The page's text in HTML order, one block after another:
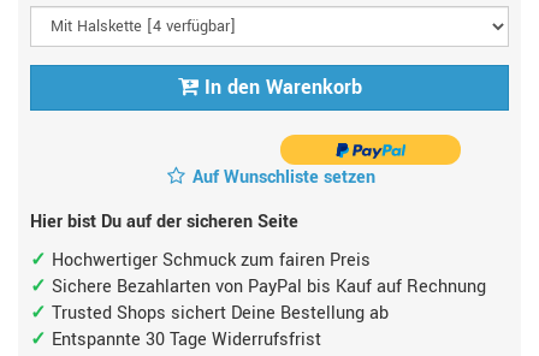
In den Warenkorb
Auf Wunschliste setzen
Hier bist Du auf der sicheren Seite
Hochwertiger Schmuck zum fairen Preis
Sichere Bezahlarten von PayPal bis Kauf auf Rechnung
Trusted Shops sichert Deine Bestellung ab
Entspannte 30 Tage Widerrufsfrist